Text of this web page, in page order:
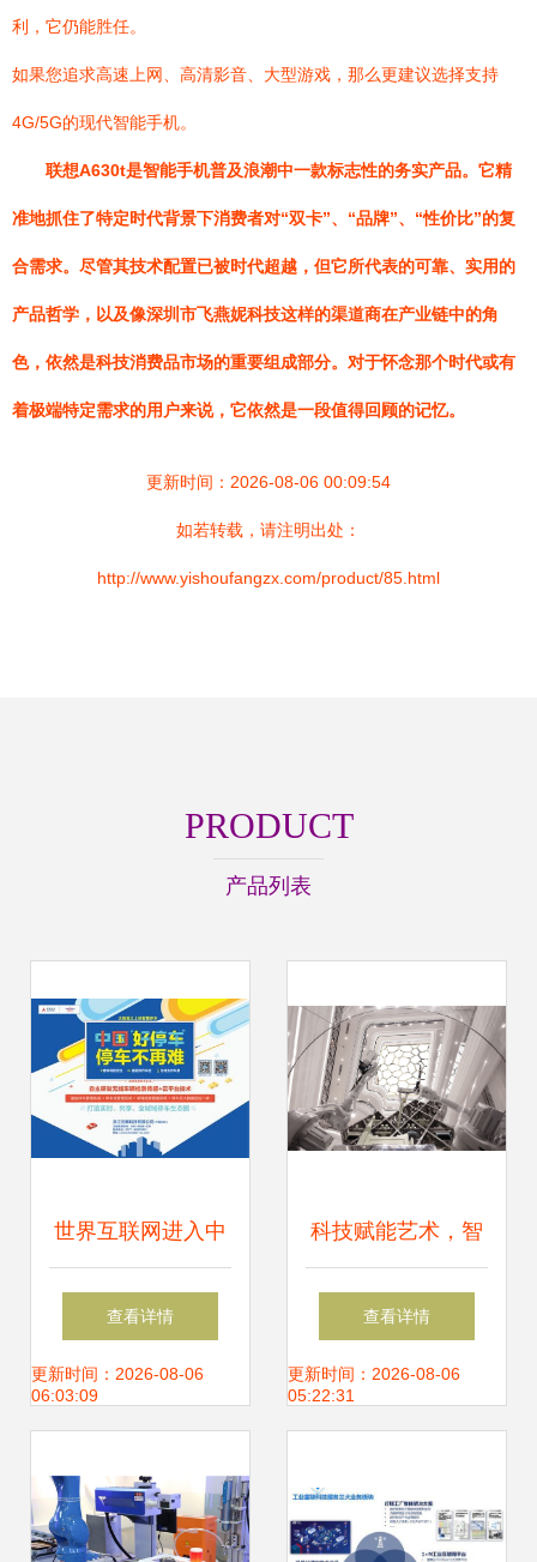
利，它仍能胜任。
如果您追求高速上网、高清影音、大型游戏，那么更建议选择支持
4G/5G的现代智能手机。
联想A630t是智能手机普及浪潮中一款标志性的务实产品。它精
准地抓住了特定时代背景下消费者对“双卡”、“品牌”、“性价比”的复
合需求。尽管其技术配置已被时代超越，但它所代表的可靠、实用的
产品哲学，以及像深圳市飞燕妮科技这样的渠道商在产业链中的角
色，依然是科技消费品市场的重要组成部分。对于怀念那个时代或有
着极端特定需求的用户来说，它依然是一段值得回顾的记忆。
更新时间：2026-08-06 00:09:54
如若转载，请注明出处：
http://www.yishoufangzx.com/product/85.html
PRODUCT
产品列表
世界互联网进入中
国时间，创泰科技
参与互联网新秩序
查看详情
更新时间：2026-08-06
06:03:09
科技赋能艺术，智
造亦有艺思 美克美
家武汉品牌馆高能
查看详情
更新时间：2026-08-06
05:22:31